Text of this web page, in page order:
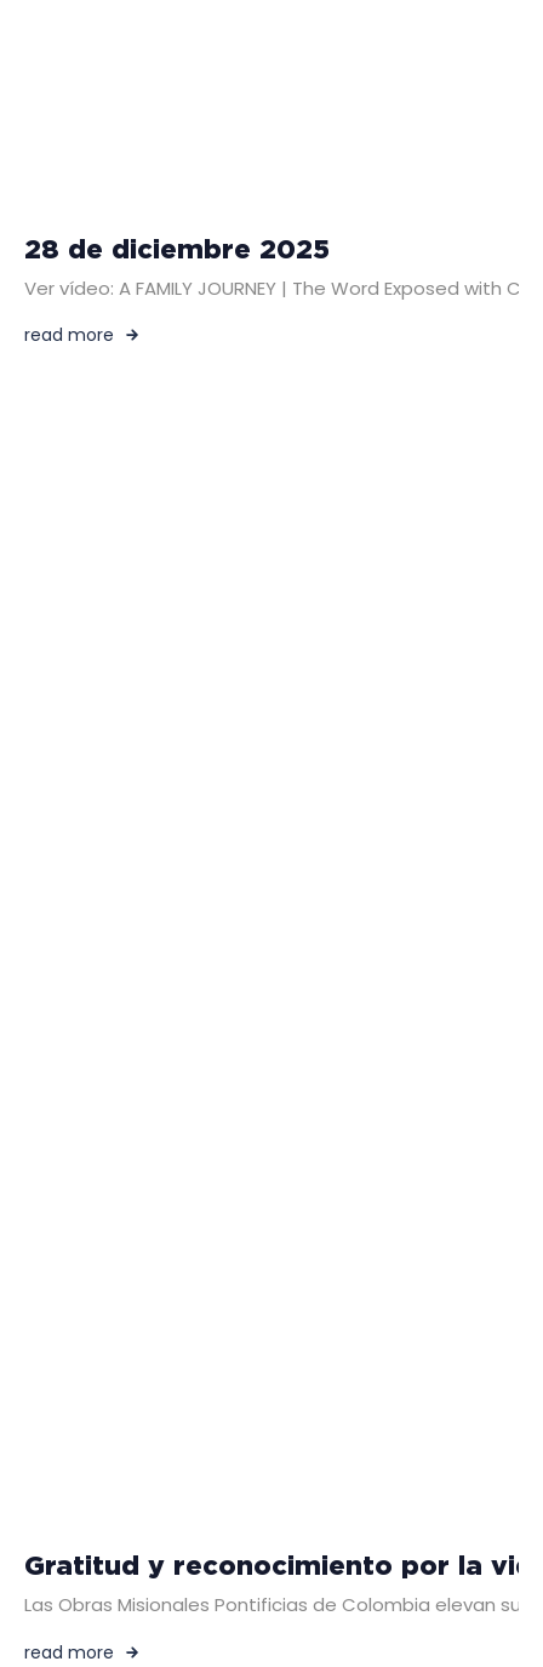
28 de diciembre 2025
Ver vídeo: A FAMILY JOURNEY | The Word Exposed
read more
Gratitud y reconocimiento por la
Las Obras Misionales Pontificias de Colombia elevan su
read more